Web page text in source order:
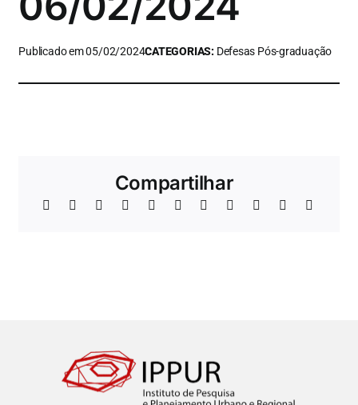
Publicado em 05/02/2024CATEGORIAS: Defesas Pós-graduação
Compartilhar